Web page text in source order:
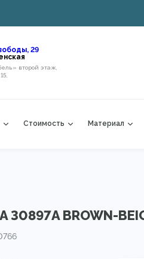
29
второй этаж,
Стоимость Материал
30897A BROWN-